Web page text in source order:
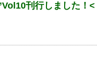
刊行しました！<